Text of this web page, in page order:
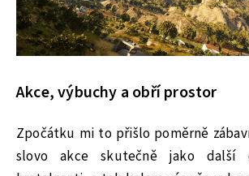
Akce, výbuchy a obří prostor
Zpočátku mi to přišlo poměrně
slovo akce skutečně jako další